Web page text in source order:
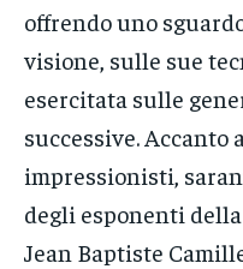
offrendo uno
visione, sulle sue
esercitata sulle
successive. Accanto
impressionisti,
degli esponenti
Jean Baptiste